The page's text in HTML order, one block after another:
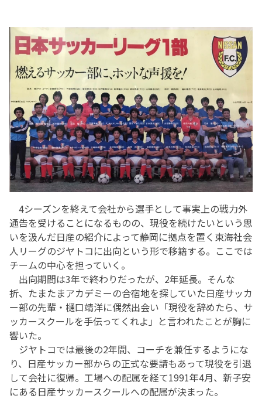
4シーズンを終えて会社から選手として事実上の戦力外
通告を受けることになるものの、現役を続けたいという思
いを汲んだ日産の紹介によって静岡に拠点を置く東海社会
人リーグのジヤトコに出向という形で移籍する。ここでは
チームの中心を担っていく。
出向期間は3年で終わりだったが、2年延長。そんな
折、たまたまアカデミーの合宿地を探していた日産サッカ
ー部の先輩・樋口靖洋に偶然出会い「現役を辞めたら、サ
ッカースクールを手伝ってくれよ」と言われたことが胸に
響いた。
ジヤトコでは最後の2年間、コーチを兼任するようにな
り、日産サッカー部からの正式な要請もあって現役を引退
して会社に復帰。工場への配属を経て1991年4月、新子安
にある日産サッカースクールへの配属が決まった。